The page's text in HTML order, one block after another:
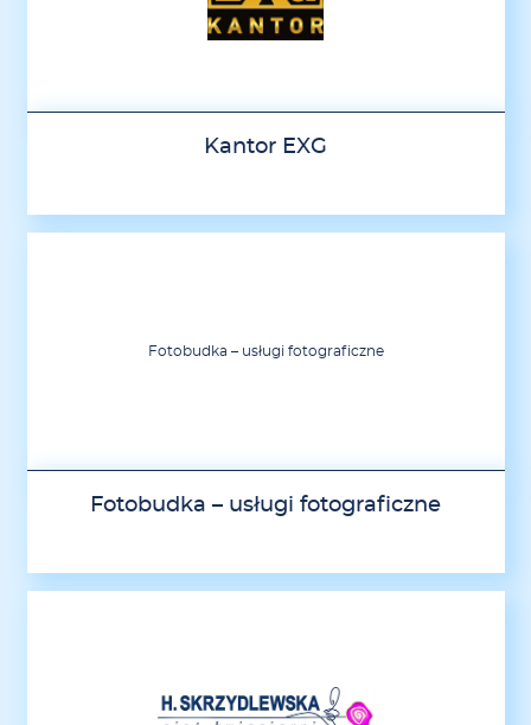
Kantor EXG
Fotobudka – usługi fotograficzne
Fotobudka – usługi fotograficzne